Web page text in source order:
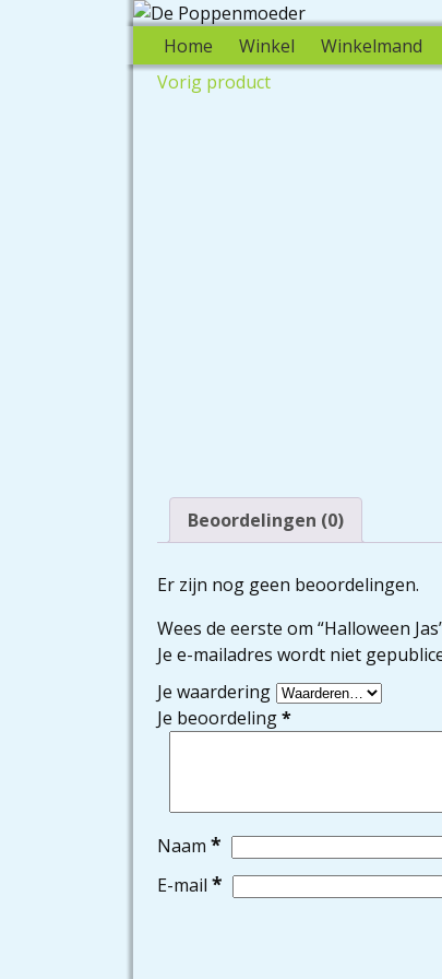
Home Winkel Winkelmand
Vorig product
Beoordelingen (0)
Er zijn nog geen beoordelingen.
Wees de eerste om “Halloween
Je e-mailadres wordt niet
Je waardering
Je beoordeling*
Naam *
E-mail *